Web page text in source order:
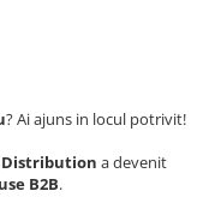
? Ai ajuns in locul potrivit!
Distribution a devenit
B2B.